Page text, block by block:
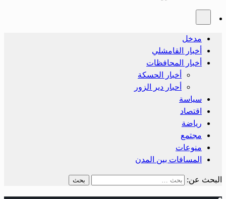
مدخل
أخبار القامشلي
أخبار المحافظات
أخبار الحسكة
أحبار دير الزور
سياسة
اقتصاد
رياضة
مجتمع
منوعات
المسافات بين المدن
البحث عن: